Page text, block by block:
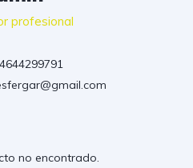
profesional
no encontrado.